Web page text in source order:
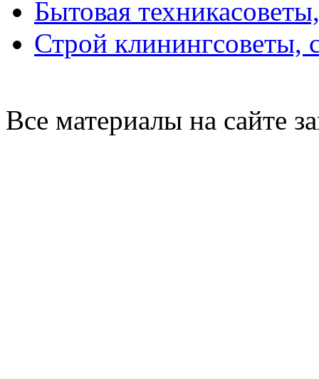
Бытовая техника
Строй клинингсоветы,
Все материалы на сайте